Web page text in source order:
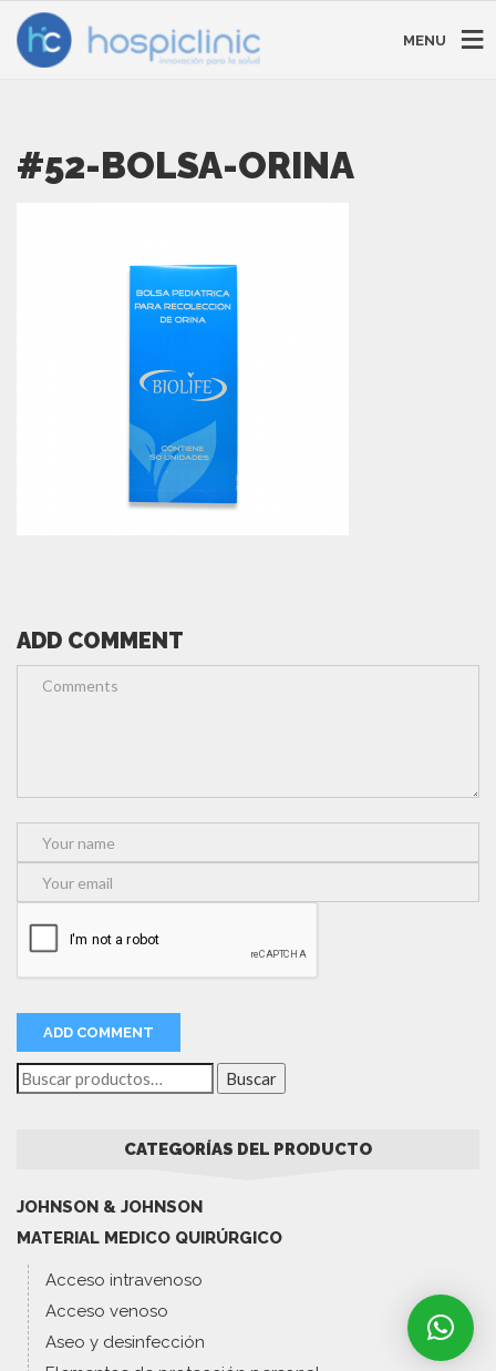
MENU
#52-BOLSA-ORINA
ADD COMMENT
Buscar
CATEGORÍAS DEL PRODUCTO
JOHNSON & JOHNSON
MATERIAL MEDICO QUIRÚRGICO
Acceso intravenoso
Acceso venoso
Aseo y desinfección